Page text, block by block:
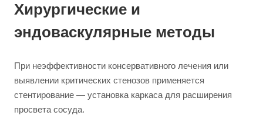
Хирургические и
эндоваскулярные методы
При неэффективности консервативного лечения или
выявлении критических стенозов применяется
стентирование — установка каркаса для расширения
просвета сосуда.